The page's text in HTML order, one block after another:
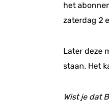
het
zaterdag 2
Later deze
staan. Het
Wist je dat